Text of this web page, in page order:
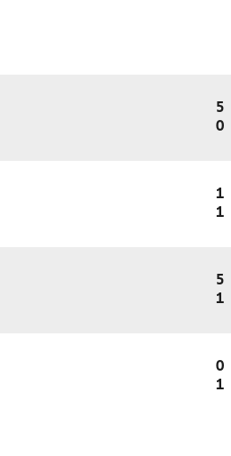
5
0
1
1
5
1
0
1